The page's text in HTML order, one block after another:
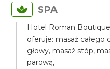
SPA
Hotel Roman
oferuje: masaż całego
głowy, masaż stóp,
parową,